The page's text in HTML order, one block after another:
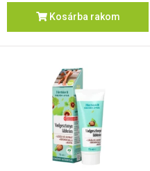
Kosárba rakom